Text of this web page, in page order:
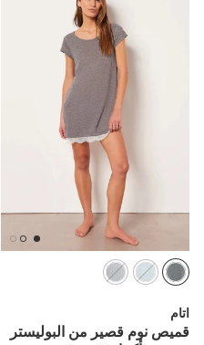
اتام
قميص نوم قصير من البوليستر